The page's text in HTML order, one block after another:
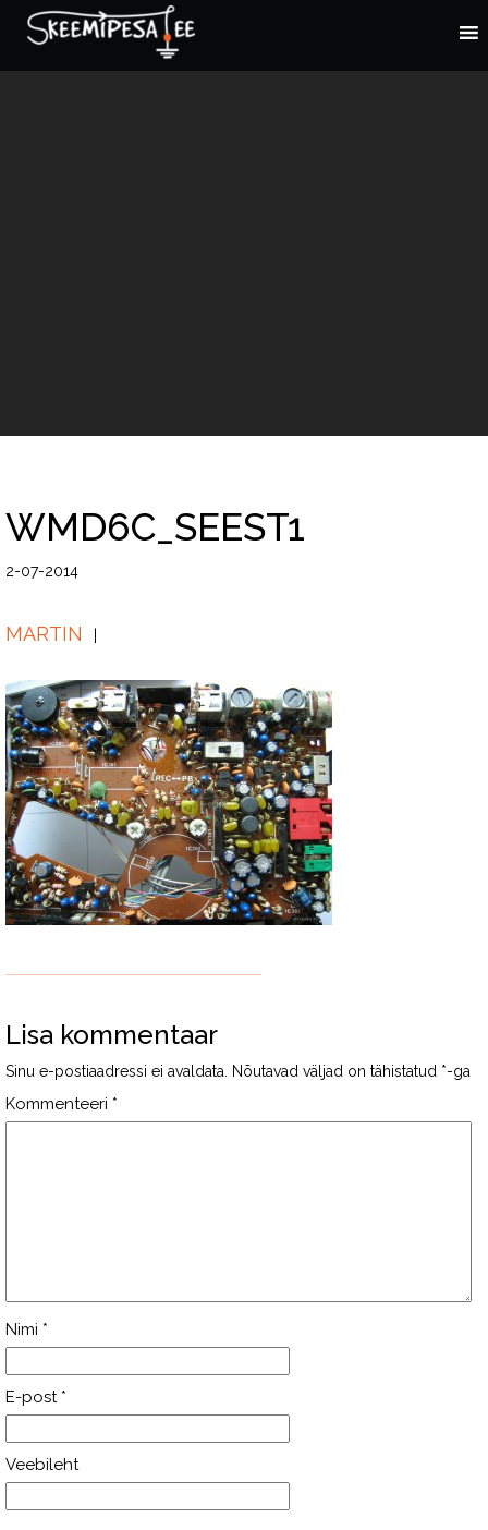
WMD6C_SEEST1
2-07-2014
MARTIN
Lisa kommentaar
Sinu e-postiaadressi ei avaldata. Nõutavad väljad on tähistatud *-ga
Kommenteeri *
Nimi *
E-post *
Veebileht